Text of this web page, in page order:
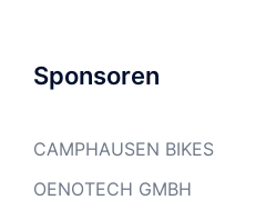
Sponsoren
CAMPHAUSEN BIKES
OENOTECH GMBH